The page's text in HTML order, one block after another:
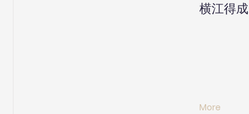
横江得成
More